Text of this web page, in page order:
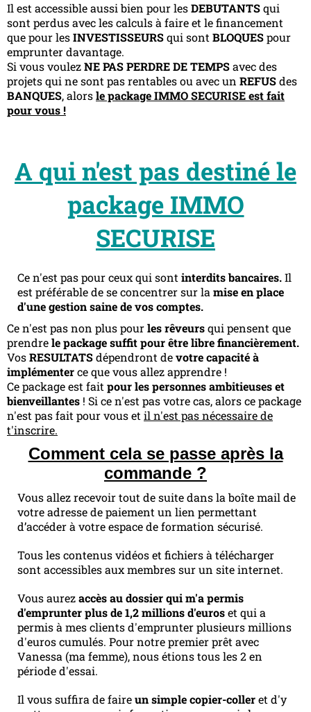
Il est accessible aussi bien pour lesDEBUTANTSqui
sont perdus avec les calculs à faire et le financement
que pour lesINVESTISSEURSqui sont BLOQUESpour
emprunter davantage.
Si vous voulezNE PAS PERDRE DE TEMPSavec des
projets qui ne sont pas rentables ou avec un REFUSdes
BANQUES, alorsle package IMMO SECURISE est fait
pour vous !
A qui n'est pas destiné le
package IMMO
SECURISE
Ce n'est pas pour ceux qui sont interdits bancaires.Il
est préférable de se concentrer sur la mise en place
d'une gestion saine de vos comptes.
Ce n'est pas non plus pourles rêveursqui pensent que
prendrele package suffit pour être libre financièrement.
VosRESULTATSdépendront devotre capacité à
implémenterce que vous allez apprendre !
Ce package est fait pour les personnes ambitieuses et
bienveillantes ! Si ce n'est pas votre cas, alors ce package
n'est pas fait pour vous et il n'est pas nécessaire de
t'inscrire.
Comment cela se passe après la
commande ?
Vous allez recevoir tout de suite dans la boîte mail de
votre adresse de paiement un lien permettant
d’accéder à votre espace de formation sécurisé.
Tous les contenus vidéos et fichiers à télécharger
sont accessibles aux membres sur un site internet.
Vous aurezaccès au dossier qui m'a permis
d'emprunter plus de 1,2 millions d'euroset qui a
permis à mes clients d'emprunter plusieurs millions
d'euros cumulés. Pour notre premier prêt avec
Vanessa (ma femme), nous étions tous les 2 en
période d'essai.
Il vous suffira de faireun simple copier-colleret d'y